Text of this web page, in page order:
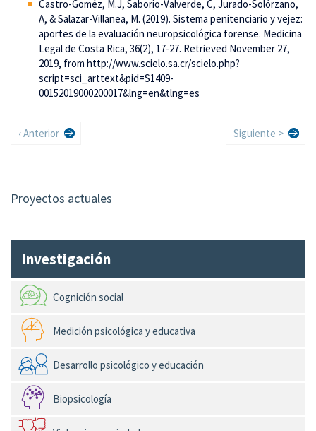
Castro-Goméz, M.J, Saborío-Valverde, C, Jurado-Solórzano,
A, & Salazar-Villanea, M. (2019). Sistema penitenciario y vejez:
aportes de la evaluación neuropsicológica forense. Medicina
Legal de Costa Rica, 36(2), 17-27. Retrieved November 27,
2019, from http://www.scielo.sa.cr/scielo.php?
script=sci_arttext&pid=S1409-
00152019000200017&lng=en&tlng=es
Paginación
Página
‹ Anterior
Siguiente
Siguiente >
Proyectos actuales
Investigación
Cognición social
Medición psicológica y educativa
Desarrollo psicológico y educación
Biopsicología